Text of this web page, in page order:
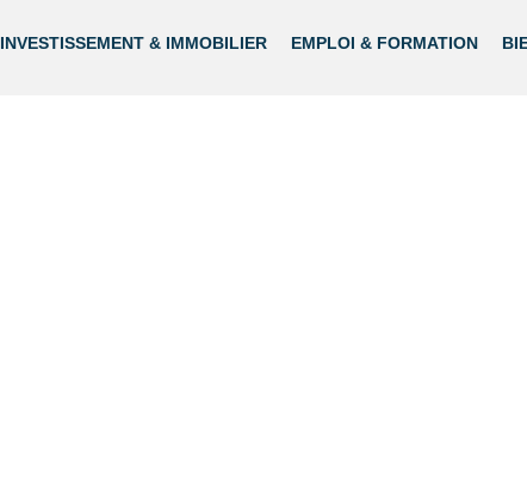
INVESTISSEMENT & IMMOBILIER EMPLOI & FORMATION